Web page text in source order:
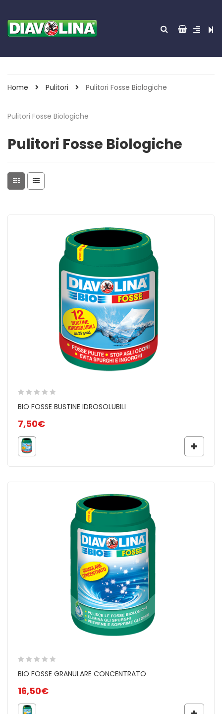
Home Pulitori Pulitori Fosse Biologiche
Pulitori Fosse Biologiche
Pulitori Fosse Biologiche
BIO FOSSE BUSTINE IDROSOLUBILI
7,50€
BIO FOSSE GRANULARE CONCENTRATO
16,50€